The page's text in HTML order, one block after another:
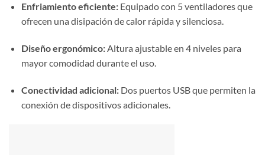
Enfriamiento eficiente: Equipado con 5 ventiladores que
ofrecen una disipación de calor rápida y silenciosa.
Diseño ergonómico:Altura ajustable en 4 niveles para
mayor comodidad durante el uso.
Conectividad adicional: Dos puertos USB que permiten la
conexión de dispositivos adicionales.